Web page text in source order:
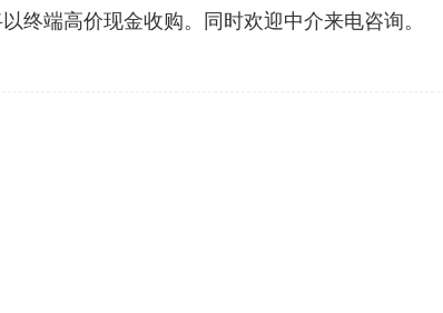
端高价现金收购。同时欢迎中介来电咨询。